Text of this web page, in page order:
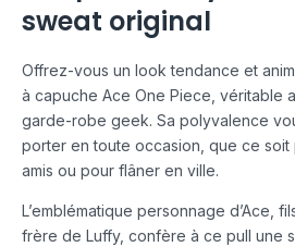
sweat original
Offrez-vous un look tendance et
à capuche Ace One Piece, véritable
garde-robe geek. Sa polyvalence
porter en toute occasion, que ce soit
amis ou pour flâner en ville.
L’emblématique personnage d’Ace,
frère de Luffy, confère à ce pull une